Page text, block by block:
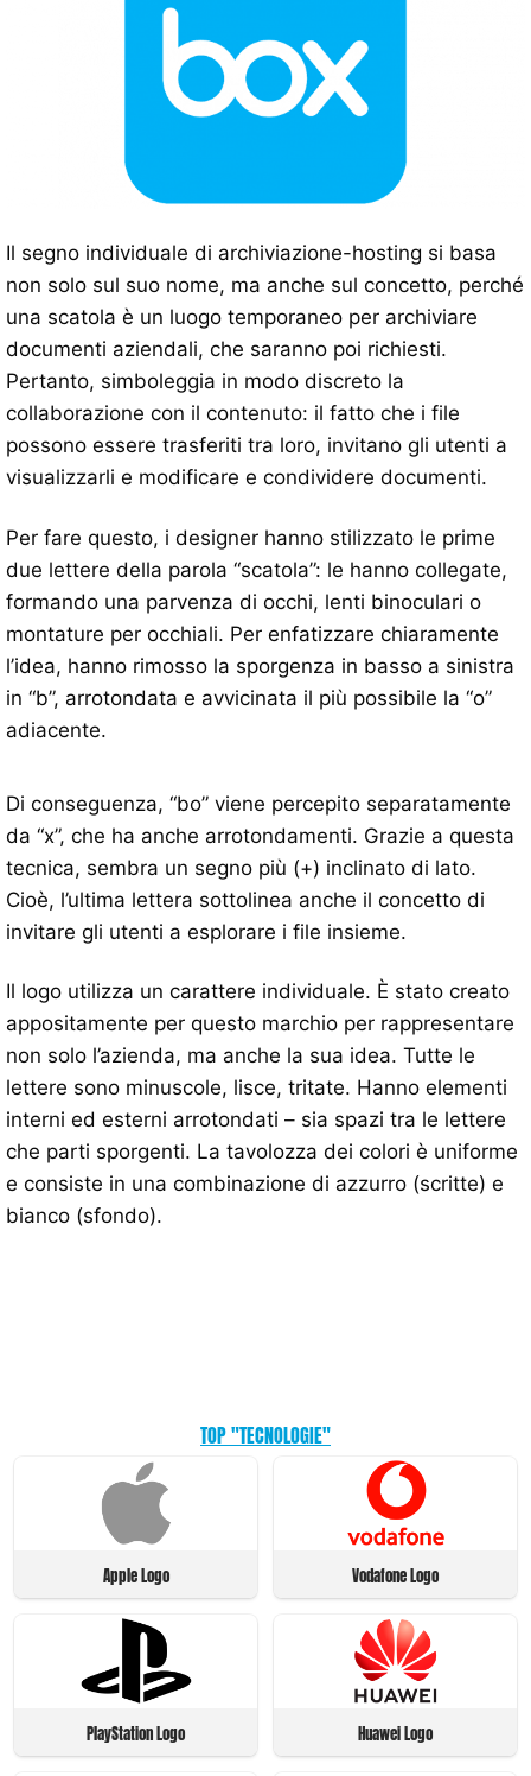
Il segno individuale di archiviazione-hosting si basa
non solo sul suo nome, ma anche sul concetto, perché
una scatola è un luogo temporaneo per archiviare
documenti aziendali, che saranno poi richiesti.
Pertanto, simboleggia in modo discreto la
collaborazione con il contenuto: il fatto che i file
possono essere trasferiti tra loro, invitano gli utenti a
visualizzarli e modificare e condividere documenti.
Per fare questo, i designer hanno stilizzato le prime
due lettere della parola “scatola”: le hanno collegate,
formando una parvenza di occhi, lenti binoculari o
montature per occhiali. Per enfatizzare chiaramente
l’idea, hanno rimosso la sporgenza in basso a sinistra
in “b”, arrotondata e avvicinata il più possibile la “o”
adiacente.
Di conseguenza, “bo” viene percepito separatamente
da “x”, che ha anche arrotondamenti. Grazie a questa
tecnica, sembra un segno più (+) inclinato di lato.
Cioè, l’ultima lettera sottolinea anche il concetto di
invitare gli utenti a esplorare i file insieme.
Il logo utilizza un carattere individuale. È stato creato
appositamente per questo marchio per rappresentare
non solo l’azienda, ma anche la sua idea. Tutte le
lettere sono minuscole, lisce, tritate. Hanno elementi
interni ed esterni arrotondati – sia spazi tra le lettere
che parti sporgenti. La tavolozza dei colori è uniforme
e consiste in una combinazione di azzurro (scritte) e
bianco (sfondo).
TOP "TECNOLOGIE"
Apple Logo Vodafone Logo
PlayStation Logo Huawei Logo